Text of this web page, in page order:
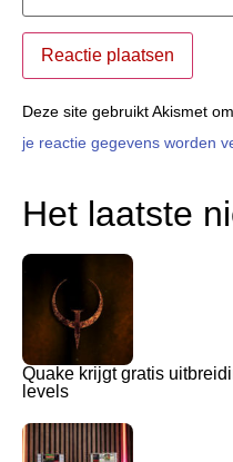
Deze site gebruikt Akismet
je reactie gegevens worden
Het laatste
Quake krijgt gratis
levels